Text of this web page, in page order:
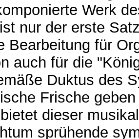
Werk
nur der erste
Bearbeitung für
auch für die
Duktus des
Frische
dieser
sprühende